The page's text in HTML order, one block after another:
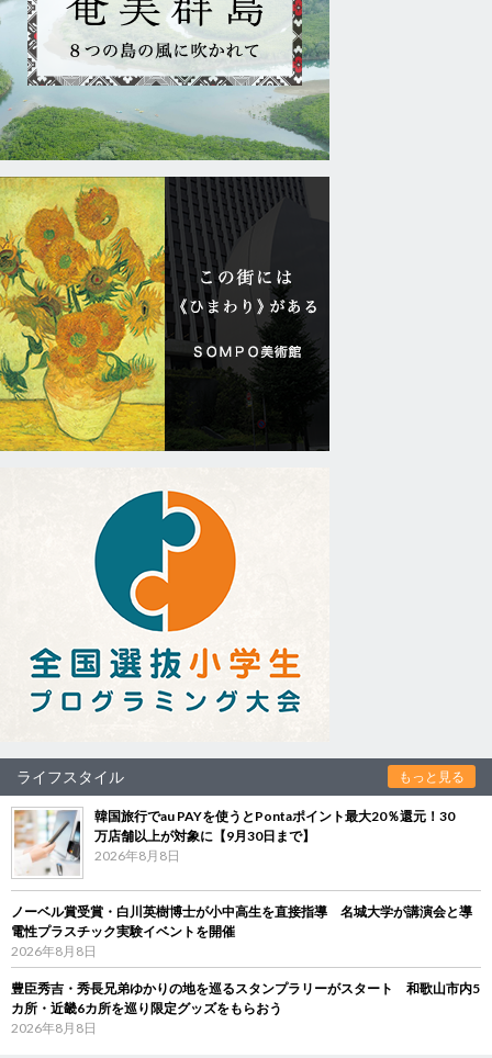
ライフスタイル もっと見る
韓国旅行でau PAYを使うとPontaポイント最大20％還元！30
万店舗以上が対象に【9月30日まで】
2026年8月8日
ノーベル賞受賞・白川英樹博士が小中高生を直接指導 名城大学が講演会と導
電性プラスチック実験イベントを開催
2026年8月8日
豊臣秀吉・秀長兄弟ゆかりの地を巡るスタンプラリーがスタート 和歌山市内5
カ所・近畿6カ所を巡り限定グッズをもらおう
2026年8月8日